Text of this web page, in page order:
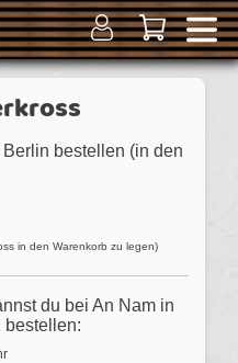
bestellen (in den
in den Warenkorb zu legen)
du bei An Nam in
bestellen: